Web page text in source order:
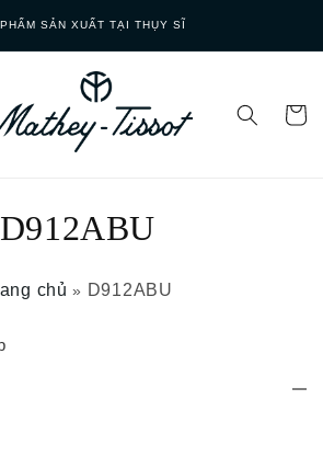
SẢN XUẤT TẠI THỤY SĨ
D912ABU
chủ » D912ABU